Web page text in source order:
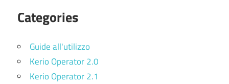
Categories
Guide all'utilizzo
Kerio Operator 2.0
Kerio Operator 2.1